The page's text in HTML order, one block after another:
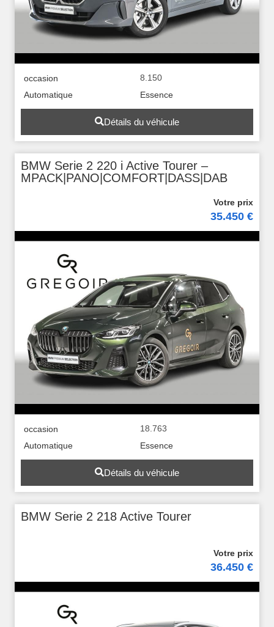
occasion
8.150
Automatique
Essence
Détails du véhicule
BMW Serie 2 220 i Active Tourer –
MPACK|PANO|COMFORT|DASS|DAB
35.450 €
occasion
18.763
Automatique
Essence
Détails du véhicule
BMW Serie 2 218 Active Tourer
36.450 €